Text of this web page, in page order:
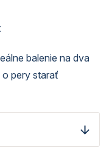
balenie na dva
o pery starať